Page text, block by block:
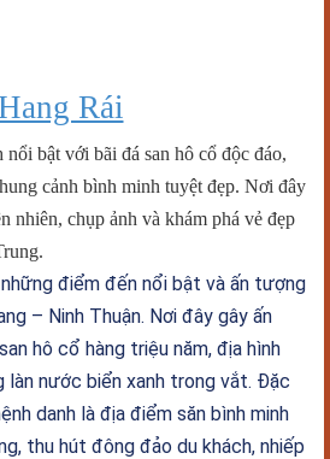
Rái
nổi bật với bãi đá san hô cổ độc đáo,
cảnh bình minh tuyệt đẹp. Nơi đây
nhiên, chụp ảnh và khám phá vẻ đẹp
điểm đến nổi bật và ấn tượng
– Ninh Thuận. Nơi đây gây ấn
hô cổ hàng triệu năm, địa hình
nước biển xanh trong vắt. Đặc
danh là địa điểm săn bình minh
thu hút đông đảo du khách, nhiếp